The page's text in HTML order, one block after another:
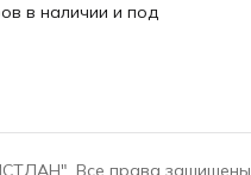
в наличии и под
Все права защищены.